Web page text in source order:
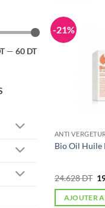
— 60 DT
-21%
ANTI
Bio Oil Huile
24.628DT Le
AJOUTER